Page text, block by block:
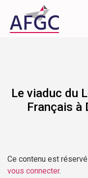
Le viaduc du
Français à
Ce contenu est
vous connecter.